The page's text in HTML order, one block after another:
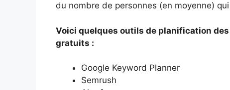
du nombre de personnes (en moyenne)
Voici quelques outils de planification
gratuits :
Google Keyword Planner
Semrush